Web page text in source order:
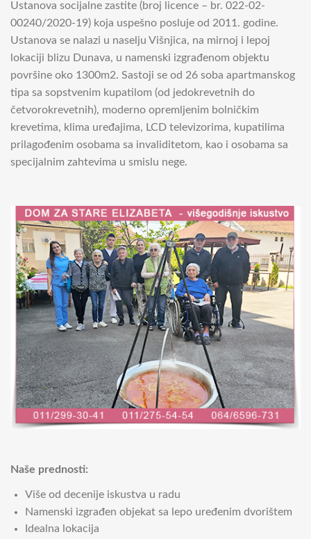
Ustanova socijalne zastite (broj licence – br. 022-02-
00240/2020-19) koja uspešno posluje od 2011. godine.
Ustanova se nalazi u naselju Višnjica, na mirnoj i lepoj
lokaciji blizu Dunava, u namenski izgrađenom objektu
površine oko 1300m2. Sastoji se od 26 soba apartmanskog
tipa sa sopstvenim kupatilom (od jedokrevetnih do
četvorokrevetnih), moderno opremljenim bolničkim
krevetima, klima uređajima, LCD televizorima, kupatilima
prilagođenim osobama sa invaliditetom, kao i osobama sa
specijalnim zahtevima u smislu nege.
Naše prednosti:
Više od decenije iskustva u radu
Namenski izgrađen objekat sa lepo uređenim dvorištem
Idealna lokacija